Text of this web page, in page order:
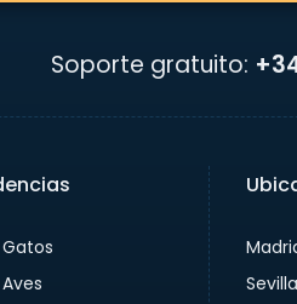
Soporte gratuito:
Gatos
Aves
Sevilla